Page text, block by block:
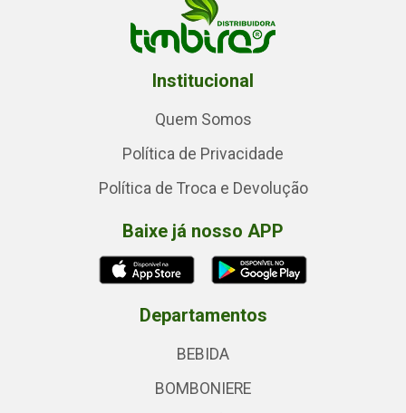
Institucional
Quem Somos
Política de Privacidade
Política de Troca e Devolução
Baixe já nosso APP
Departamentos
BEBIDA
BOMBONIERE